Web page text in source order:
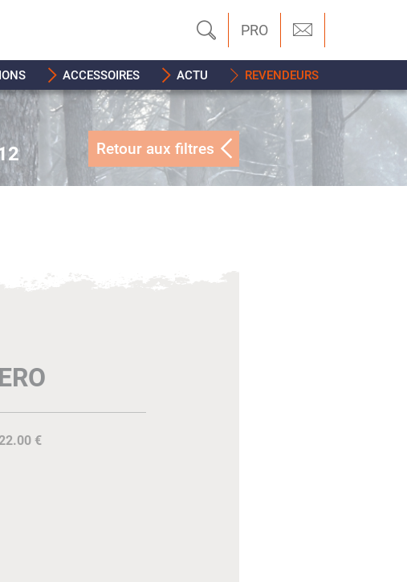
PRO
ACCESSOIRES ACTU REVENDEURS
Retour aux filtres
€